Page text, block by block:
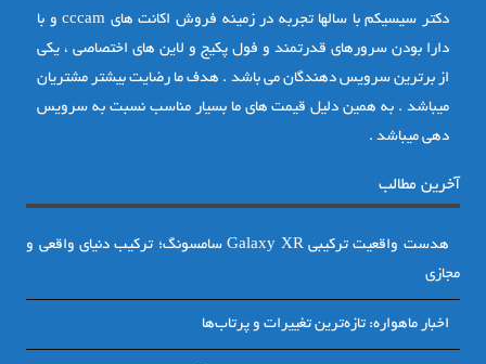
دکتر سیسیکم با سالها تجربه در زمینه فروش اکانت های cccam و با
دارا بودن سرورهای قدرتمند و فول پکیج و لاین های اختصاصی ، یکی
از برترین سرویس دهندگان می باشد . هدف ما رضایت بیشتر مشتریان
میباشد . به همین دلیل قیمت های ما بسیار مناسب نسبت به سرویس
دهی میباشد .
آخرین مطالب
هدست واقعیت ترکیبی Galaxy XR سامسونگ؛ ترکیب دنیای واقعی و
مجازی
اخبار ماهواره: تازه‌ترین تغییرات و پرتاب‌ها